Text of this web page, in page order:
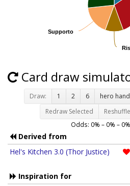
Supporto
Supporto
Card draw
Draw: 1 2 6 hero hand
Redraw Selected
Odds: 0% – 0% – 0%
Derived from
Hel's Kitchen 3.0 (Thor Justice)
Inspiration for